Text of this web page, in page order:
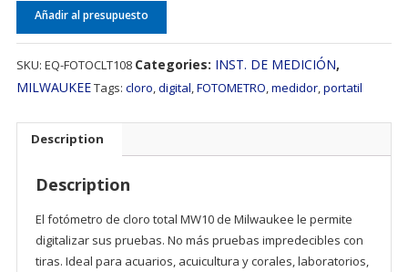
Añadir al presupuesto
SKU: EQ-FOTOCLT108 Categories: INST. DE MEDICIÓN,
MILWAUKEETags: cloro,digital,FOTOMETRO,medidor,portatil
Description
Description
El fotómetro de cloro total MW10 de Milwaukee le permite
digitalizar sus pruebas. No más pruebas impredecibles con
tiras. Ideal para acuarios, acuicultura y corales, laboratorios,